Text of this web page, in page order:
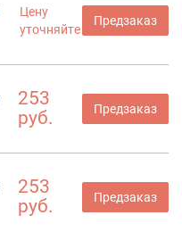
Цену
уточняйте
Предзаказ
253
руб.
Предзаказ
253
руб.
Предзаказ